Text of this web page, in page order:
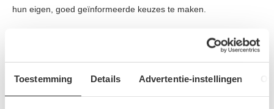
Toestemming Details Advertentie-instellingen
hun eigen, goed geïnformeerde keuzes te maken.
Vorige bericht
De Rimac Nevera is nu de snelste elektrische auto ter wereld
Volgende bericht